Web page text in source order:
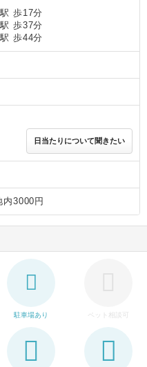
歩17分
歩37分
歩44分
日当たりについて聞きたい
3000円
駐車場あり ペット相談可